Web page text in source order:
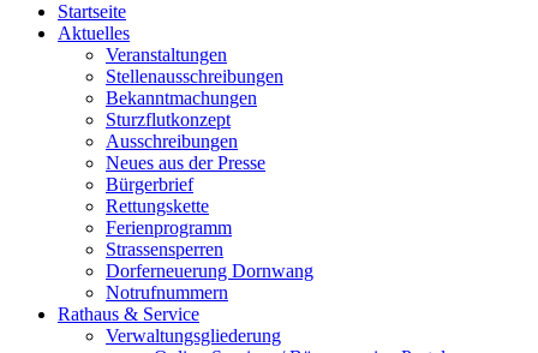
Startseite
Aktuelles
Veranstaltungen
Stellenausschreibungen
Bekanntmachungen
Sturzflutkonzept
Ausschreibungen
Neues aus der Presse
Bürgerbrief
Rettungskette
Ferienprogramm
Strassensperren
Dorferneuerung Dornwang
Notrufnummern
Rathaus & Service
Verwaltungsgliederung